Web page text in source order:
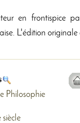
en frontispice
L'édition originale
Philosophie